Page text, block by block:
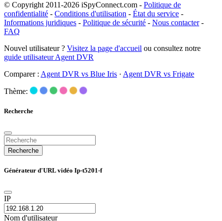
© Copyright 2011-2026 iSpyConnect.com - Politique de
confidentialité - Conditions d'utilisation - État du service -
Informations juridiques - Politique de sécurité - Nous contacter-
FAQ
Nouvel utilisateur ? Visitez la page d'accueil ou consultez notre
guide utilisateur Agent DVR
Comparer : Agent DVR vs Blue Iris · Agent DVR vs Frigate
Thème:
Recherche
Recherche
Générateur d'URL vidéo Ip-t5201-f
IP
Nom d'utilisateur